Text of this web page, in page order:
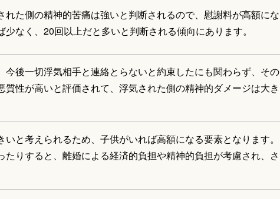
た側の精神的苦痛は強いと判断されるので、慰謝料が高額にな
なく、20回以上だと多いと判断される傾向にあります。
後一切浮気相手と連絡とらないと約束したにも関わらず、その
性が高いと評価されて、浮気された側の精神的ダメージは大き
と考えられるため、子供がいれば高額になる要素となります。
りすると、離婚による経済的負担や精神的負担が考慮され、さ